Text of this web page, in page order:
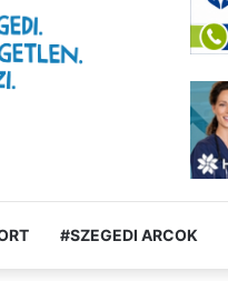
#SZEGEDI ARCOK